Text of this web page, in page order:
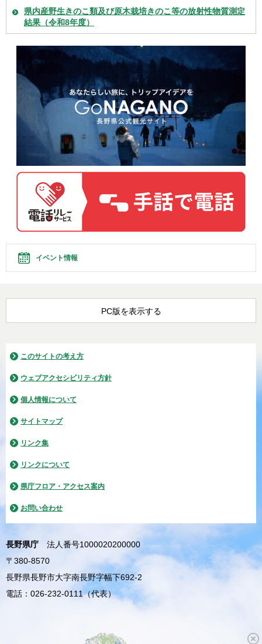
県内産野生きのこ類及び原木栽培きのこ等の放射性物質測定
結果（令和8年度）
イベント情報
PC版を表示する
このサイトの考え方
ウェブアクセシビリティ方針
個人情報について
サイトマップ
リンク集
リンクについて
県庁フロア・アクセス案内
お問い合わせ
長野県庁
法人番号1000020200000
〒380-8570
長野県長野市大字南長野字幅下692-2
電話：026-232-0111（代表）